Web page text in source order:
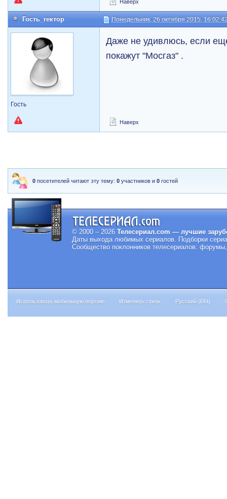
Наверх
Гость_гектор Понедельник, 26 октября 2015,
Гость
Даже не удивлюсь, если
покажут "Мосгаз" .
Наверх
0 посетителей читают эту тему:0 участников и0 гостей
© 2000 – 2026 Телесериал.com — лучшие
Даты выхода любимых сериалов.
Подборки
Сообщество поклонников телесериалов:
Использовать мобильную версию Изменить стиль Русский (RU)